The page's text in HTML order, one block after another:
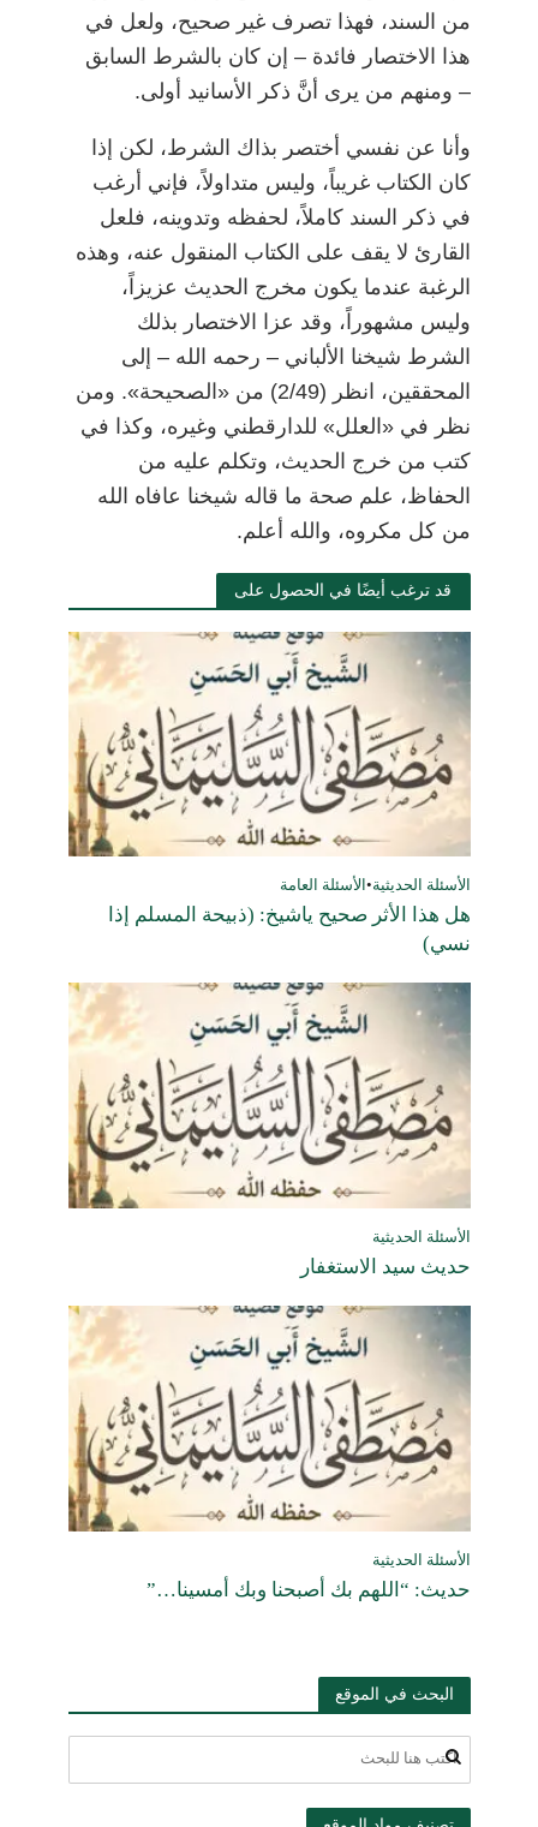
من السند، فهذا تصرف غير صحيح، ولعل في
هذا الاختصار فائدة– إن كان بالشرط السابق
– ومنهم من يرى أنَّ ذكر الأسانيد أولى.
وأنا عن نفسي أختصر بذاك الشرط، لكن إذا
كان الكتاب غريباً، وليس متداولاً، فإني أرغب
في ذكر السند كاملاً، لحفظه وتدوينه، فلعل
القارئ لا يقف على الكتاب المنقول عنه، وهذه
الرغبة عندما يكون مخرج الحديث عزيزاً،
وليس مشهوراً، وقد عزا الاختصار بذلك
الشرط شيخنا الألباني– رحمه الله– إلى
المحققين، انظر (2/49) من «الصحيحة». ومن
نظر في «العلل» للدارقطني وغيره، وكذا في
كتب من خرج الحديث، وتكلم عليه من
الحفاظ، علم صحة ما قاله شيخنا عافاه الله
من كل مكروه، والله أعلم.
قد ترغب أيضًا في الحصول على
الأسئلة الحديثية• الأسئلة العامة
هل هذا الأثر صحيح ياشيخ: (ذبيحة المسلم إذا
نسي)
الأسئلة الحديثية
حديث سيد الاستغفار
الأسئلة الحديثية
حديث: “اللهم بك أصبحنا وبك أمسينا…”
البحث في الموقع